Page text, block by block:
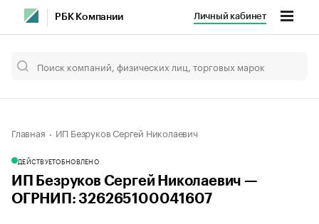
РБК Компании Личный кабинет
Главная ИП Безруков Сергей Николаевич
ДЕЙСТВУЕТОБНОВЛЕНО
ИП Безруков Сергей Николаевич —
ОГРНИП: 326265100041607